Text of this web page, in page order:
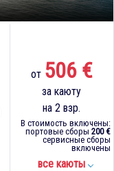
от 506 €
за каюту
на 2 взр.
В стоимость включены:
портовые сборы 200 €
сервисные сборы
включены
все каюты